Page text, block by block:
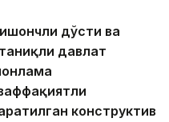
ишончли дўсти ва
давлат
конструктив